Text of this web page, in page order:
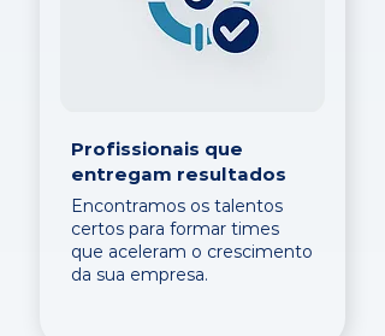
Profissionais que
entregam resultados
Encontramos os talentos
certos para formar times
que aceleram o crescimento
da sua empresa.